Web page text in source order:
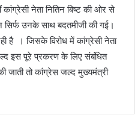
कांग्रेसी नेता नितिन बिष्ट की ओर से
सिर्फ उनके साथ बदतमीजी की गई।
है । जिसके विरोध में कांग्रेसी नेता
इस पूरे प्रकरण के लिए संबंधित
जाती तो कांग्रेस जल्द मुख्यमंत्री